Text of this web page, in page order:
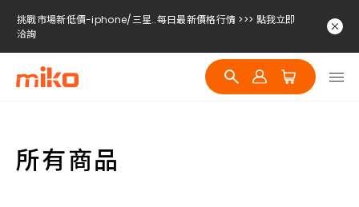
挑戰市場新低價-iphone/三星..每日最新價格行情 >>> 點我立即
洽詢
挑戰市場新低價-iphone/三星..每日最新價格行情 >>> 點我立即
洽詢
挑戰市場新低價-iphone/三星..每日最新價格行情 >>> 點我立即
所有商品